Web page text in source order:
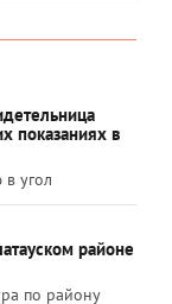
показаниях в
угол
районе
по району